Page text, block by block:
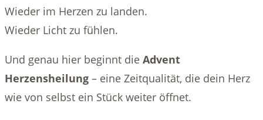
Wieder im Herzen zu landen.
Wieder Licht zu fühlen.
Und genau hier beginnt die Advent
Herzensheilung – eine Zeitqualität, die dein Herz
wie von selbst ein Stück weiter öffnet.